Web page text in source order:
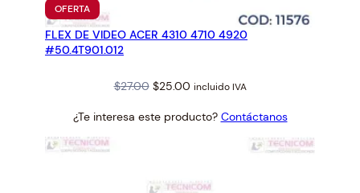
OFERTAPRODUCTO
EN
OFERTA
FLEX DE VIDEO ACER 4310 4710 4920
#50.4T901.012
$27.00 Original
was:
$25.00Current
is:
incluido IVA
¿Te interesa este producto? Contáctanos